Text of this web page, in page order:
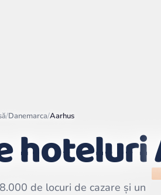
Leaflet
/Danemarca/Aarhus
hoteluri
de locuri de cazare și un